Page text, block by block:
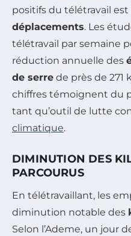
positifs du télétravail est
déplacements. Les
télétravail par semaine
réduction annuelle des
de serre de près de 271
chiffres témoignent du
tant qu’outil de lutte
climatique.
DIMINUTION DES
PARCOURUS
En télétravaillant, les
diminution notable des
Selon l’Ademe, un jour